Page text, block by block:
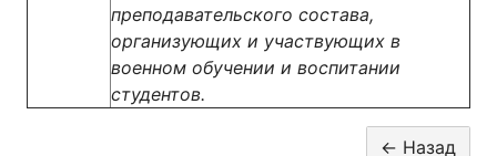
преподавательского состава,
организующих и участвующих в
военном обучении и воспитании
студентов.